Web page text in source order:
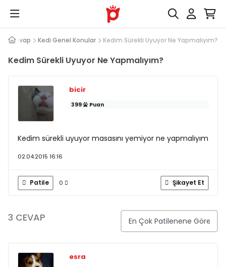
Cevap Kedi Genel Konular Kedim Sürekli Uyuyor Ne Yapmalıyım?
Kedim Sürekli Uyuyor Ne Yapmalıyım?
bicir
399 Puan
Kedim sürekli uyuyor masasını yemiyor ne yapmalıyım
02.04.2015 16:16
Patile 0 Şikayet Et
3 CEVAP
esra